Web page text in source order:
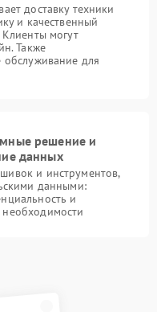
доставку техники
и качественный
могут
Также
обслуживание для
решение и
данных
и инструментов,
данными:
и